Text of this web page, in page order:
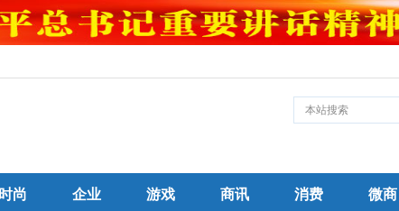
时尚 企业 游戏 商讯 消费 微商